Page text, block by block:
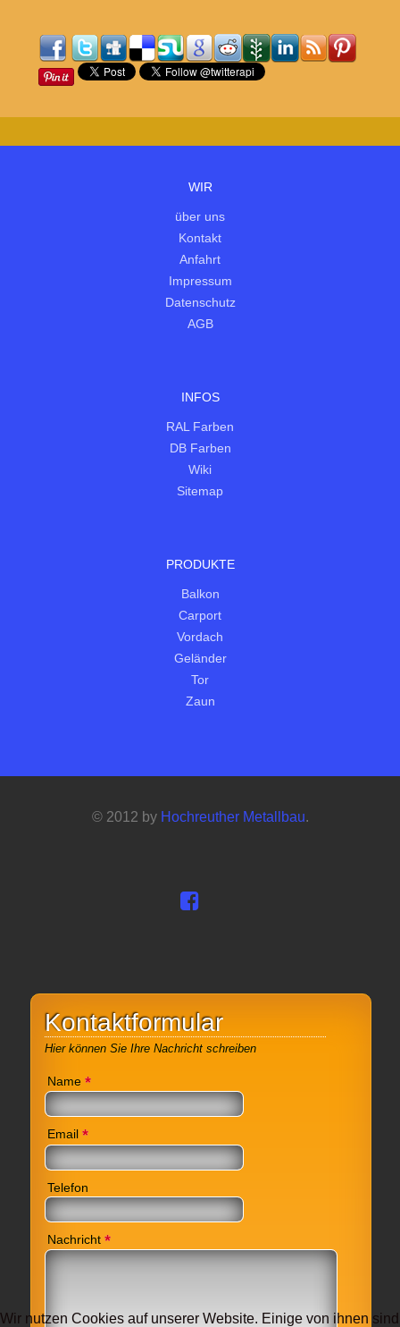
WIR
über uns
Kontakt
Anfahrt
Impressum
Datenschutz
AGB
INFOS
RAL Farben
DB Farben
Wiki
Sitemap
PRODUKTE
Balkon
Carport
Vordach
Geländer
Tor
Zaun
© 2012 by Hochreuther Metallbau.
Kontaktformular
Hier können Sie Ihre Nachricht schreiben
Name *
Email *
Telefon
Nachricht *
Wir nutzen Cookies auf unserer Website. Einige von ihnen sind